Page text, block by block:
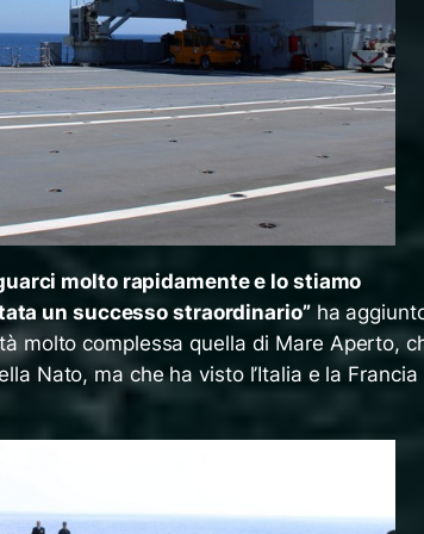
molto rapidamente e lo stiamo
un successo straordinario”ha
molto complessa quella di Mare Aperto,
Nato, ma che ha visto l’Italia e la Francia